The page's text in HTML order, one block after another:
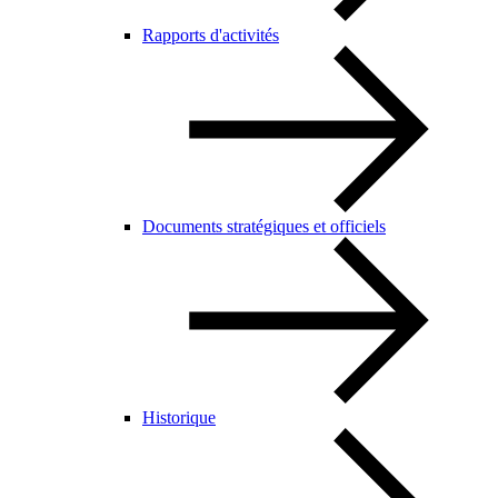
Rapports d'activités
Documents stratégiques et officiels
Historique